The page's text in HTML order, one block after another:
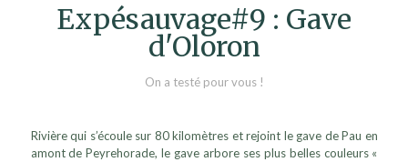
Expésauvage#9 : Gave
d'Oloron
On a testé pour vous !
Rivière qui s’écoule sur 80 kilomètres et rejoint le gave de Pau en
amont de Peyrehorade, le gave arbore ses plus belles couleurs «